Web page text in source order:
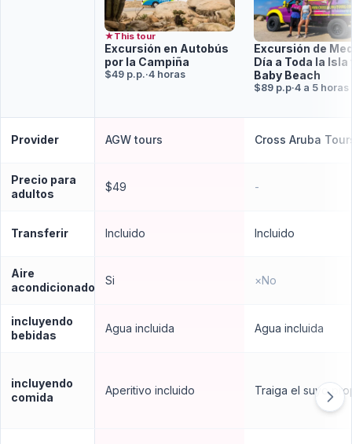
★This tour
Excursión en Autobús
por la Campiña
$49 p.p.·4 horas
Excursión de
Día a Toda la Isla
Baby Beach
$89 p.p·4 a 5 horas
Provider AGW tours Cross Aruba
Precio para
adultos
$49 -
Transferir Incluido Incluido
Aire
acondicionado
Si ×No
incluyendo
bebidas
Agua incluida Agua incluida
incluyendo
comida
Aperitivo incluido Traiga el suyo